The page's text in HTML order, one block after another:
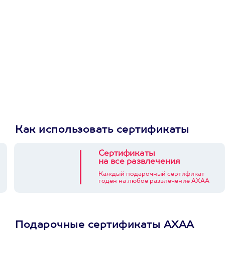
Как использовать сертификаты
Сертификаты
на все развлечения
Каждый подарочный сертификат
годен на любое развлечение АХАА
Подарочные сертификаты АХАА